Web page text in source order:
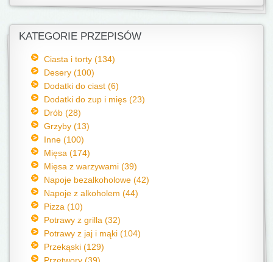
KATEGORIE PRZEPISÓW
Ciasta i torty (134)
Desery (100)
Dodatki do ciast (6)
Dodatki do zup i mięs (23)
Drób (28)
Grzyby (13)
Inne (100)
Mięsa (174)
Mięsa z warzywami (39)
Napoje bezalkoholowe (42)
Napoje z alkoholem (44)
Pizza (10)
Potrawy z grilla (32)
Potrawy z jaj i mąki (104)
Przekąski (129)
Przetwory (39)